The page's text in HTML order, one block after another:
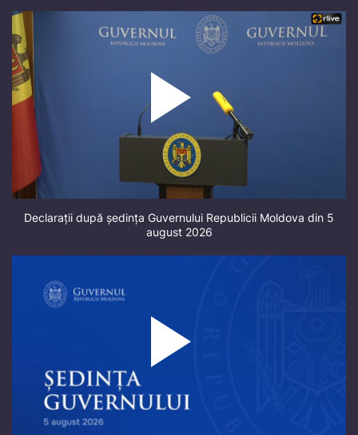
Declarații după ședința Guvernului Republicii Moldova din 5
august 2026